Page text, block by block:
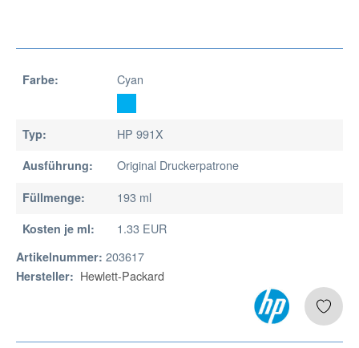
Farbe: Cyan
Typ: HP 991X
Ausführung: Original Druckerpatrone
Füllmenge: 193 ml
Kosten je ml: 1.33 EUR
Artikelnummer: 203617
Hersteller: Hewlett-Packard